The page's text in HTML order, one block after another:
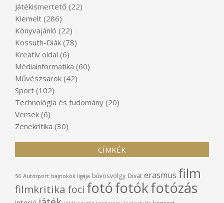
Játékismertető (22)
Kiemelt (286)
Könyvajánló (22)
Kossuth-Diák (78)
Kreatív oldal (6)
Médiainformatika (60)
Művészsarok (42)
Sport (102)
Technológia és tudomány (20)
Versek (6)
Zenekritika (30)
CÍMKÉK
56 Autósport bajnokok ligája bűvösvölgy Divat erasmus film
filmkritika foci fotófotókfotózás